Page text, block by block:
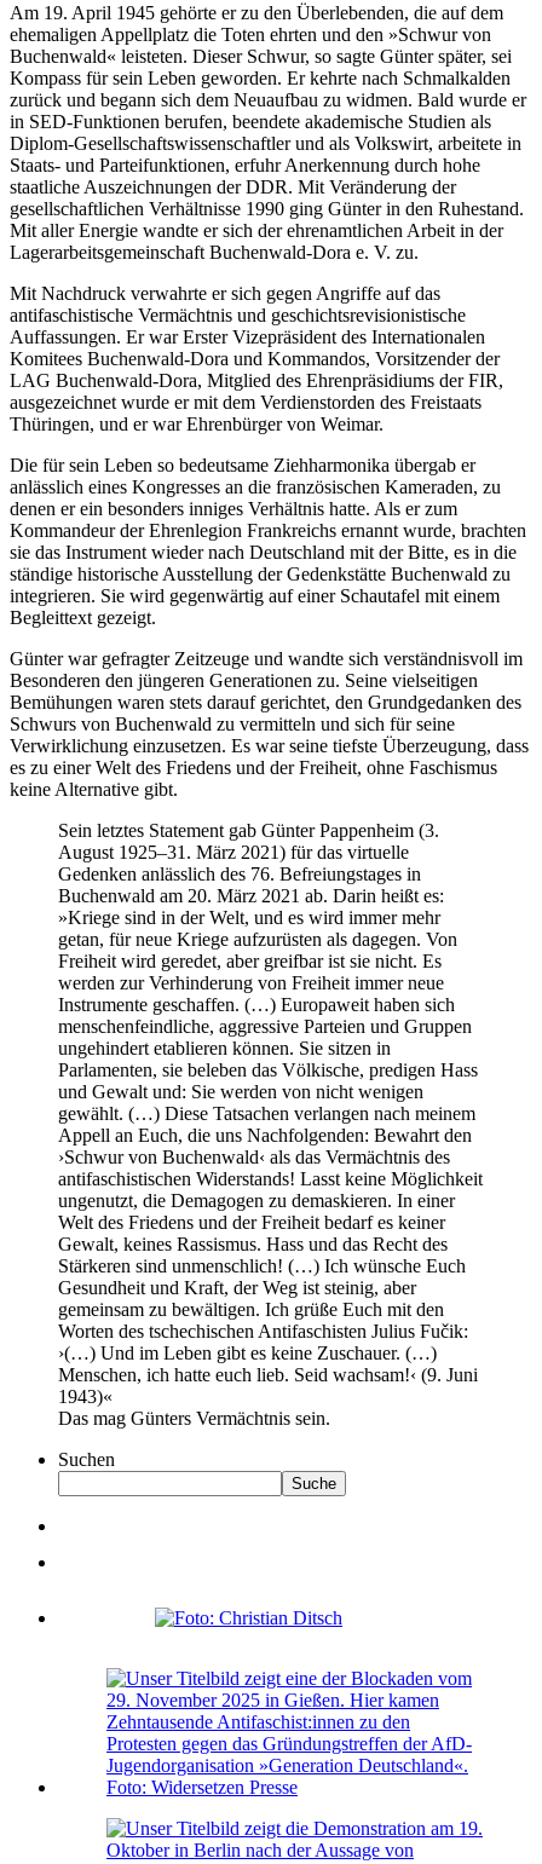
Am 19. April 1945 gehörte er zu den Überlebenden, die auf dem
ehemaligen Appellplatz die Toten ehrten und den »Schwur von
Buchenwald« leisteten. Dieser Schwur, so sagte Günter später, sei
Kompass für sein Leben geworden. Er kehrte nach Schmalkalden
zurück und begann sich dem Neuaufbau zu widmen. Bald wurde er
in SED-Funktionen berufen, beendete akademische Studien als
Diplom-Gesellschaftswissenschaftler und als Volkswirt, arbeitete in
Staats- und Parteifunktionen, erfuhr Anerkennung durch hohe
staatliche Auszeichnungen der DDR. Mit Veränderung der
gesellschaftlichen Verhältnisse 1990 ging Günter in den Ruhestand.
Mit aller Energie wandte er sich der ehrenamtlichen Arbeit in der
Lagerarbeitsgemeinschaft Buchenwald-Dora e. V. zu.
Mit Nachdruck verwahrte er sich gegen Angriffe auf das
antifaschistische Vermächtnis und geschichtsrevisionistische
Auffassungen. Er war Erster Vizepräsident des Internationalen
Komitees Buchenwald-Dora und Kommandos, Vorsitzender der
LAG Buchenwald-Dora, Mitglied des Ehrenpräsidiums der FIR,
ausgezeichnet wurde er mit dem Verdienstorden des Freistaats
Thüringen, und er war Ehrenbürger von Weimar.
Die für sein Leben so bedeutsame Ziehharmonika übergab er
anlässlich eines Kongresses an die französischen Kameraden, zu
denen er ein besonders inniges Verhältnis hatte. Als er zum
Kommandeur der Ehrenlegion Frankreichs ernannt wurde, brachten
sie das Instrument wieder nach Deutschland mit der Bitte, es in die
ständige historische Ausstellung der Gedenkstätte Buchenwald zu
integrieren. Sie wird gegenwärtig auf einer Schautafel mit einem
Begleittext gezeigt.
Günter war gefragter Zeitzeuge und wandte sich verständnisvoll im
Besonderen den jüngeren Generationen zu. Seine vielseitigen
Bemühungen waren stets darauf gerichtet, den Grundgedanken des
Schwurs von Buchenwald zu vermitteln und sich für seine
Verwirklichung einzusetzen. Es war seine tiefste Überzeugung, dass
es zu einer Welt des Friedens und der Freiheit, ohne Faschismus
keine Alternative gibt.
Sein letztes Statement gab Günter Pappenheim (3.
August 1925–31. März 2021) für das virtuelle
Gedenken anlässlich des 76. Befreiungstages in
Buchenwald am 20. März 2021 ab. Darin heißt es:
»Kriege sind in der Welt, und es wird immer mehr
getan, für neue Kriege aufzurüsten als dagegen. Von
Freiheit wird geredet, aber greifbar ist sie nicht. Es
werden zur Verhinderung von Freiheit immer neue
Instrumente geschaffen. (…) Europaweit haben sich
menschenfeindliche, aggressive Parteien und Gruppen
ungehindert etablieren können. Sie sitzen in
Parlamenten, sie beleben das Völkische, predigen Hass
und Gewalt und: Sie werden von nicht wenigen
gewählt. (…) Diese Tatsachen verlangen nach meinem
Appell an Euch, die uns Nachfolgenden: Bewahrt den
›Schwur von Buchenwald‹ als das Vermächtnis des
antifaschistischen Widerstands! Lasst keine Möglichkeit
ungenutzt, die Demagogen zu demaskieren. In einer
Welt des Friedens und der Freiheit bedarf es keiner
Gewalt, keines Rassismus. Hass und das Recht des
Stärkeren sind unmenschlich! (…) Ich wünsche Euch
Gesundheit und Kraft, der Weg ist steinig, aber
gemeinsam zu bewältigen. Ich grüße Euch mit den
Worten des tschechischen Antifaschisten Julius Fučik:
›(…) Und im Leben gibt es keine Zuschauer. (…)
Menschen, ich hatte euch lieb. Seid wachsam!‹ (9. Juni
1943)«
Das mag Günters Vermächtnis sein.
Suchen
Suche